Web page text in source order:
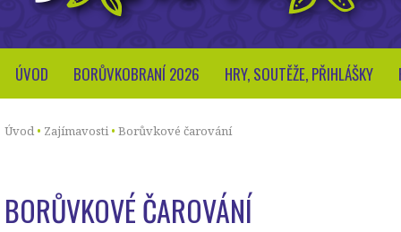
ÚVOD BORŮVKOBRANÍ 2026 HRY, SOUTĚŽE, PŘIHLÁŠKY
Úvod Zajímavosti Borůvkové čarování
BORŮVKOVÉ ČAROVÁNÍ